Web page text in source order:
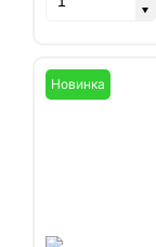
Новинка